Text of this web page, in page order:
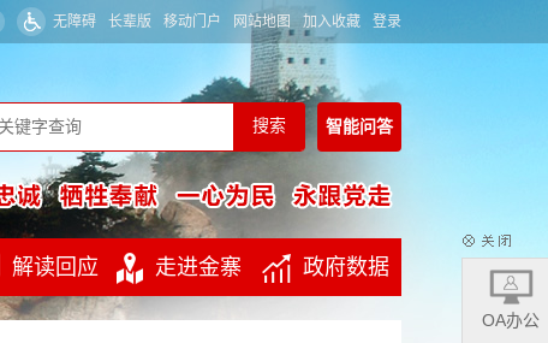
无障碍 长辈版 移动门户 网站地图 加入收藏 登录
智能问答
解读回应 走进金寨 政府数据
OA办公